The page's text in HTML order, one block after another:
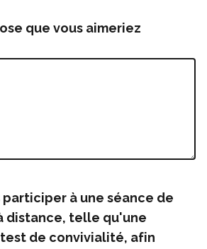
que vous aimeriez
à une séance de
distance, telle qu'une
de convivialité, afin